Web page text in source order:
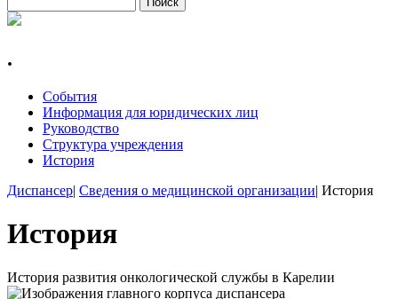
Форма поиска
.
События
Информация для юридических лиц
Руководство
Структура учреждения
История
Диспансер| Сведения о медицинской организации| История
История
История развития онкологической службы в Карелии